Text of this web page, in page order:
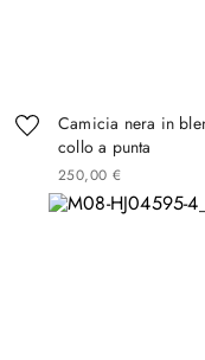
Camicia nera in
collo a punta
250,00 €